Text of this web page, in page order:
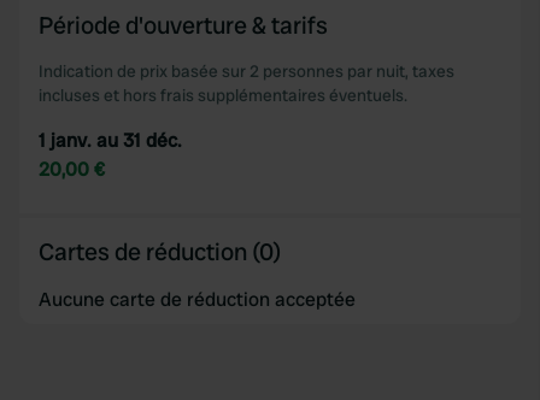
We use cookies to personalise content and ads, to
We also share information about your use of our site with
our social media, advertising and analytics partners who
may combine it with other information that you’ve
provided to them or that they’ve collected from your use
Période d'ouverture & tarifs
Indication de prix basée sur 2 personnes par nuit, taxes
incluses et hors frais supplémentaires éventuels.
1 janv. au 31 déc.
20,00 €
Cartes de réduction (0)
Aucune carte de réduction acceptée